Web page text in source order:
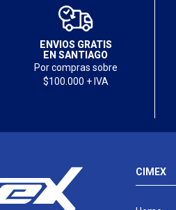
ENVIOS GRATIS
EN SANTIAGO
Por compras sobre
$100.000 + IVA
CIMEX